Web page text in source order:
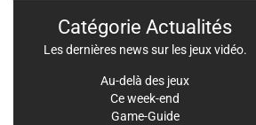
Catégorie Actualités
Les dernières news sur les jeux vidéo.
Au-delà des jeux
Ce week-end
Game-Guide